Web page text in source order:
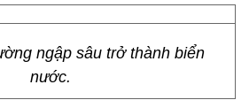
ngập sâu trở thành biển
nước.